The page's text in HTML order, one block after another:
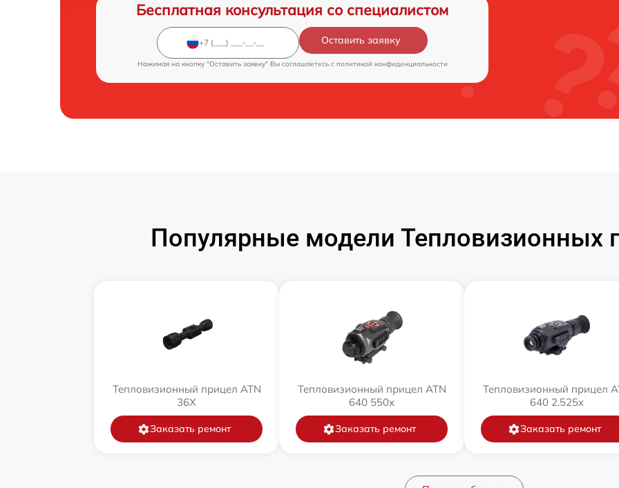
Бесплатная консультация со специалистом
Оставить заявку
Нажимая на кнопку "Оставить заявку" Вы соглашаетесь c политикой конфиденциальности
Популярные модели Тепловизионных
Тепловизионный прицел ATN
36X
Заказать ремонт
Тепловизионный прицел ATN
640 550x
Заказать ремонт
Тепловизионный прицел
640 2.525x
Заказать ремонт